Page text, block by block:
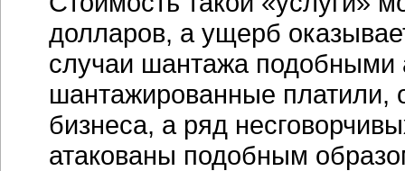
долларов, а ущерб
случаи шантажа подобными
шантажированные платили,
бизнеса, а ряд
атакованы подобным